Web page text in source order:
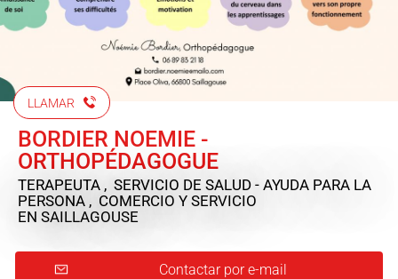
LLAMAR
BORDIER NOEMIE -
ORTHOPÉDAGOGUE
TERAPEUTA , SERVICIO DE SALUD - AYUDA PARA LA
PERSONA , COMERCIO Y SERVICIO
EN SAILLAGOUSE
Contactar por e-mail